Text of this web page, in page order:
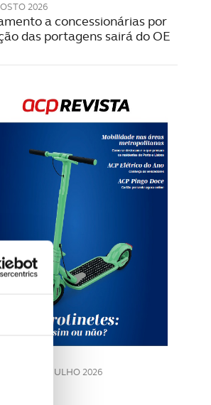
2026
a concessionárias por
das portagens sairá do OE
JULHO 2026